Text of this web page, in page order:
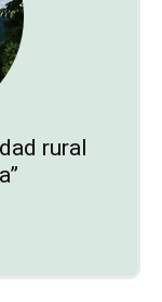
rural